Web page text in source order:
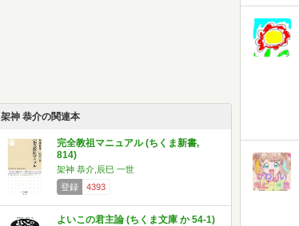
架神 恭介の関連本
完全教祖マニュアル (ちくま新書,
814)
架神 恭介,辰巳 一世
登録
4393
よいこの君主論 (ちくま文庫 か 54-1)